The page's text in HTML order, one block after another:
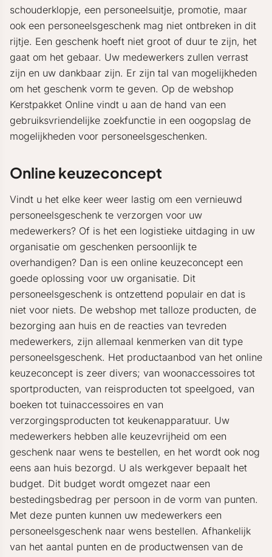
schouderklopje, een personeelsuitje, promotie, maar
ook een personeelsgeschenk mag niet ontbreken in dit
rijtje. Een geschenk hoeft niet groot of duur te zijn, het
gaat om het gebaar. Uw medewerkers zullen verrast
zijn en uw dankbaar zijn. Er zijn tal van mogelijkheden
om het geschenk vorm te geven. Op de webshop
Kerstpakket Online vindt u aan de hand van een
gebruiksvriendelijke zoekfunctie in een oogopslag de
mogelijkheden voor personeelsgeschenken.
Online keuzeconcept
Vindt u het elke keer weer lastig om een vernieuwd
personeelsgeschenk te verzorgen voor uw
medewerkers? Of is het een logistieke uitdaging in uw
organisatie om geschenken persoonlijk te
overhandigen? Dan is een online keuzeconcept een
goede oplossing voor uw organisatie. Dit
personeelsgeschenk is ontzettend populair en dat is
niet voor niets. De webshop met talloze producten, de
bezorging aan huis en de reacties van tevreden
medewerkers, zijn allemaal kenmerken van dit type
personeelsgeschenk. Het productaanbod van het online
keuzeconcept is zeer divers; van woonaccessoires tot
sportproducten, van reisproducten tot speelgoed, van
boeken tot tuinaccessoires en van
verzorgingsproducten tot keukenapparatuur. Uw
medewerkers hebben alle keuzevrijheid om een
geschenk naar wens te bestellen, en het wordt ook nog
eens aan huis bezorgd. U als werkgever bepaalt het
budget. Dit budget wordt omgezet naar een
bestedingsbedrag per persoon in de vorm van punten.
Met deze punten kunnen uw medewerkers een
personeelsgeschenk naar wens bestellen. Afhankelijk
van het aantal punten en de productwensen van de